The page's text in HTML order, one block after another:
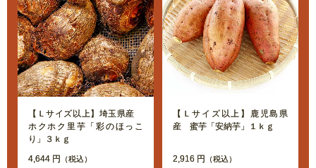
【Ｌサイズ以上】埼玉県産
ホクホク里芋「彩のほっこ
り」３ｋｇ
4,644 円 （税込）
【Ｌサイズ以上】鹿児島県
産 蜜芋「安納芋」１ｋｇ
2,916 円 （税込）